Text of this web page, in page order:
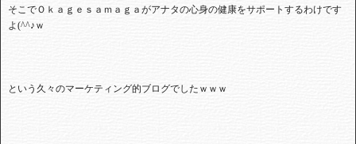
そこでＯｋａｇｅｓａｍａｇａがアナタの心身の健康をサポートするわけです
よ(^^♪ｗ
という久々のマーケティング的ブログでしたｗｗｗ